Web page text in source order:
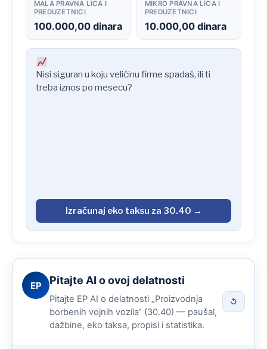
MALA PRAVNA LICA I
PREDUZETNICI
100.000,00 dinara
MIKRO PRAVNA LICA I
PREDUZETNICI
10.000,00 dinara
Nisi siguran u koju veličinu firme spadaš, ili ti
treba iznos po mesecu?
Izračunaj eko taksu za 30.40 →
EP Pitajte AI o ovoj delatnosti
Pitajte EP AI o delatnosti „Proizvodnja
borbenih vojnih vozila“ (30.40) — paušal,
dažbine, eko taksa, propisi i statistika.
↺